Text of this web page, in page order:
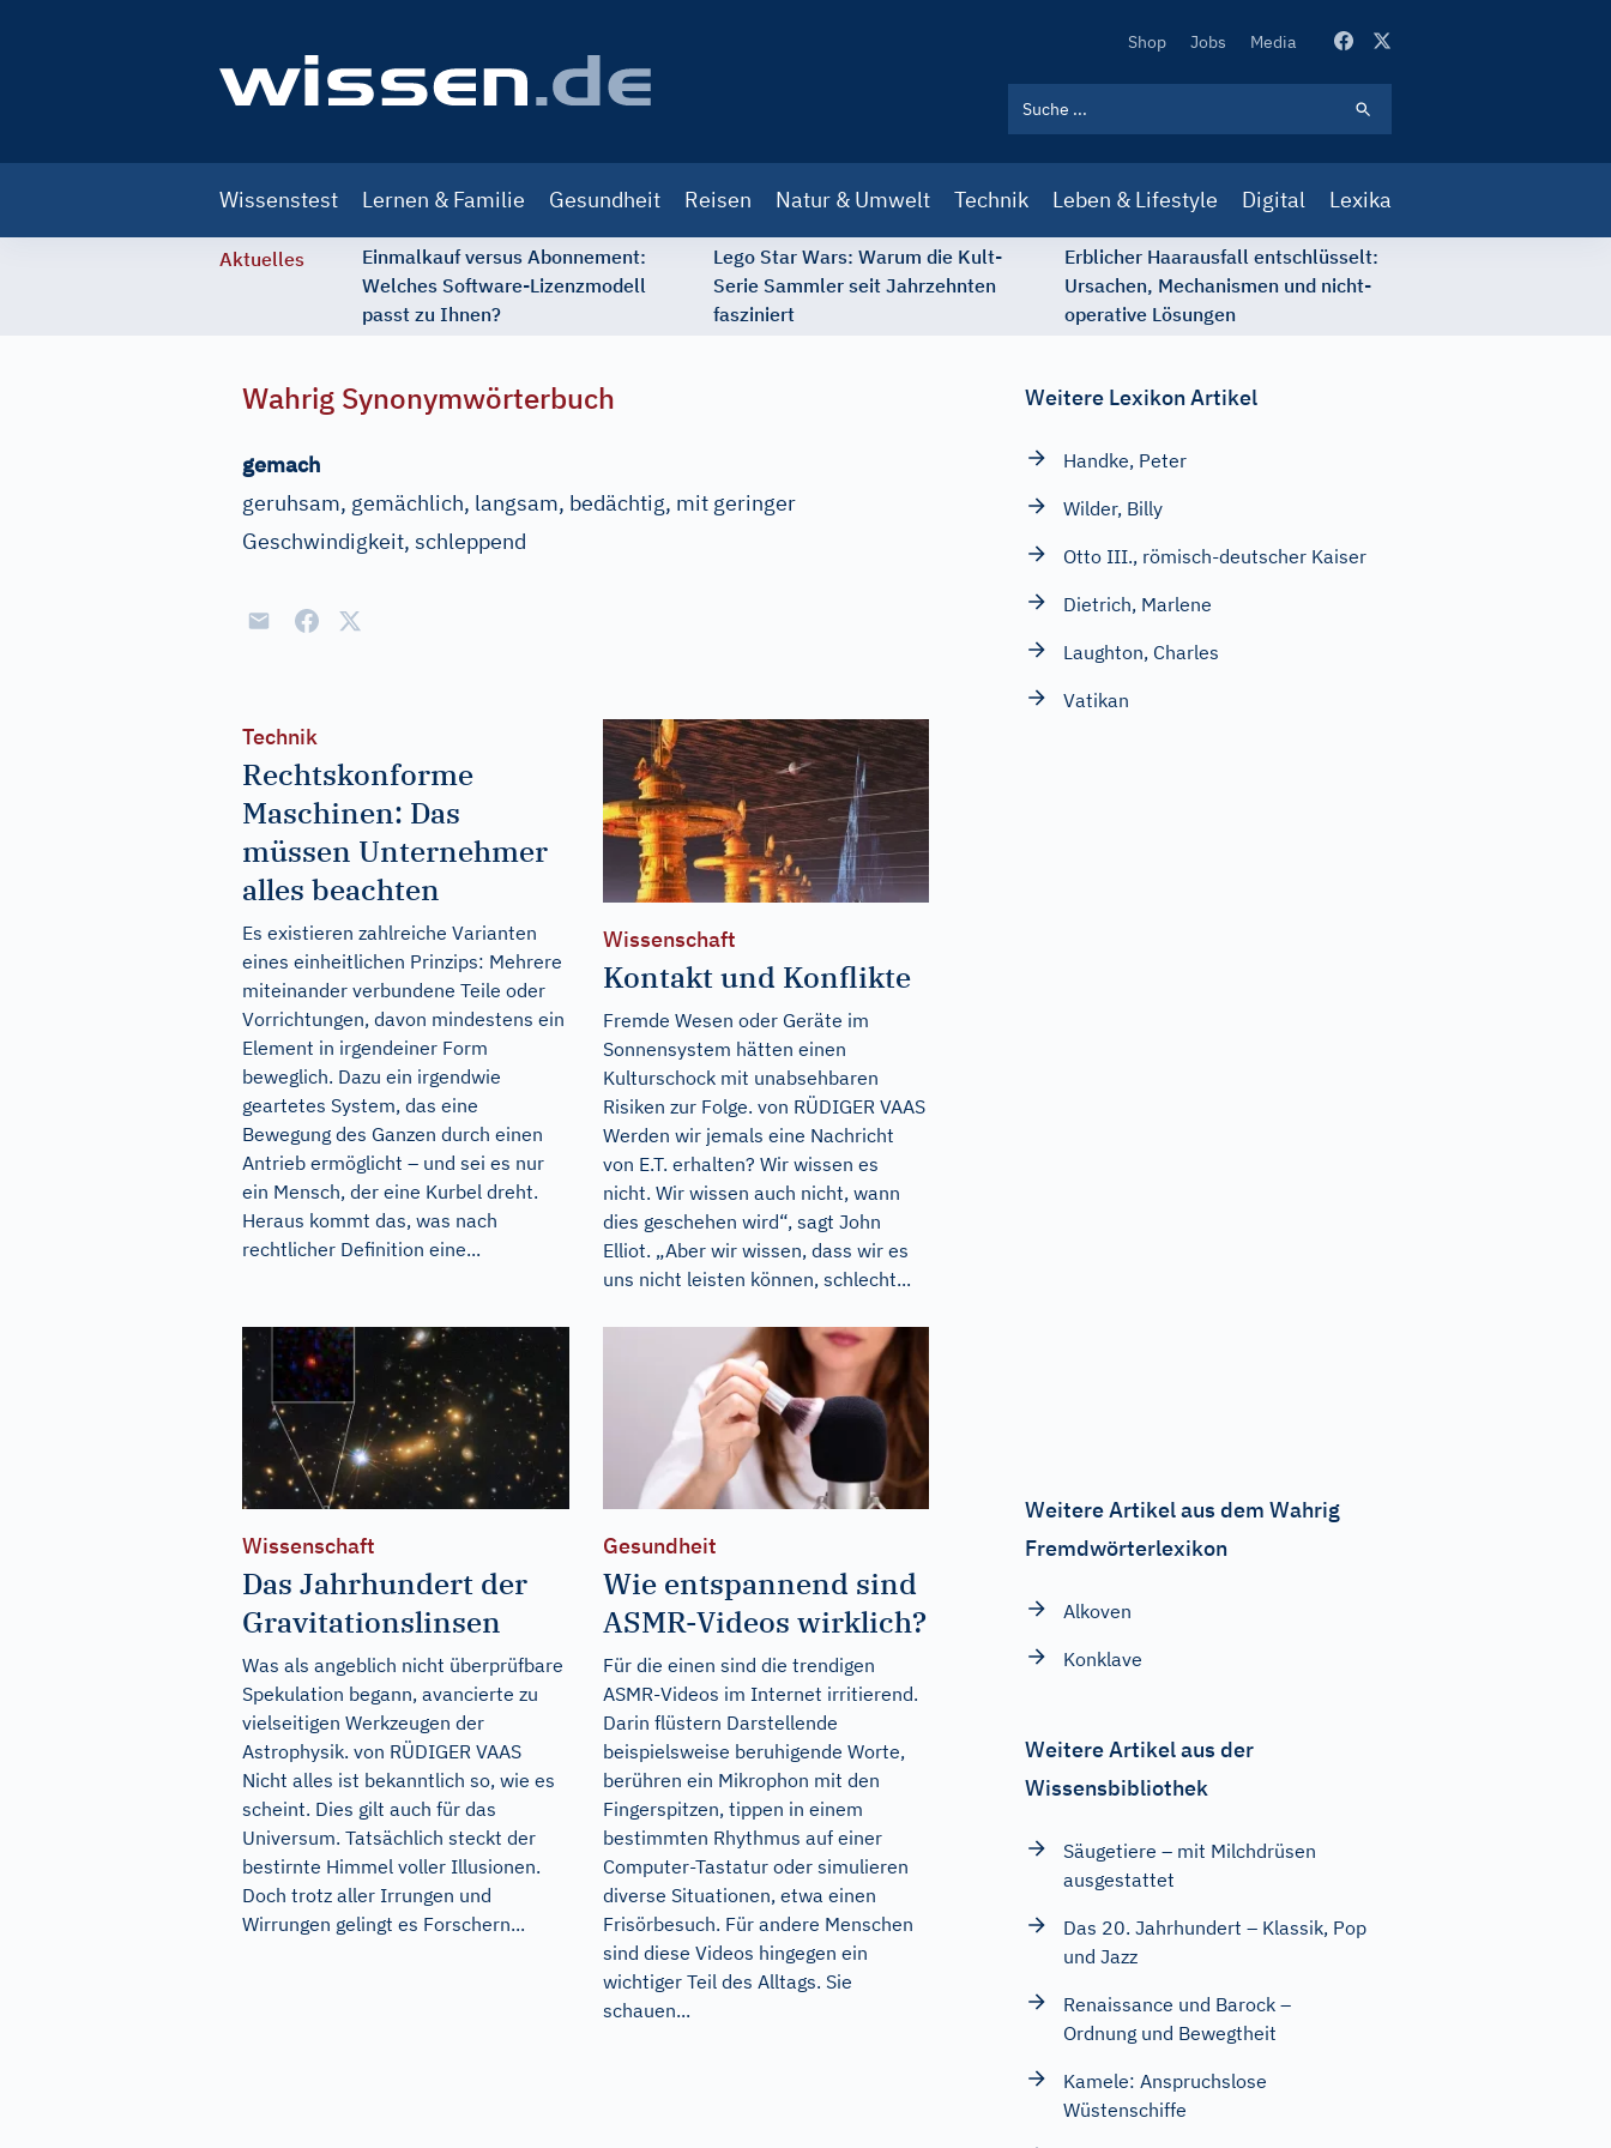
Secondary
Shop Jobs Media
navigation
Wissenstest Lernen & Familie Gesundheit Reisen Natur & Umwelt Technik Leben & Lifestyle Digital Lexika
Aktuelles
Einmalkauf versus Abonnement:
Welches Software-Lizenzmodell
passt zu Ihnen?
Lego Star Wars: Warum die Kult-
Serie Sammler seit Jahrzehnten
fasziniert
Erblicher Haarausfall entschlüsselt:
Ursachen, Mechanismen und nicht-
operative Lösungen
Wahrig Synonymwörterbuch
gemach
geruhsam, gemächlich, langsam, bedächtig, mit geringer
Geschwindigkeit, schleppend
Technik
Rechtskonforme
Maschinen: Das
müssen Unternehmer
alles beachten
Es existieren zahlreiche Varianten
eines einheitlichen Prinzips: Mehrere
miteinander verbundene Teile oder
Vorrichtungen, davon mindestens ein
Element in irgendeiner Form
beweglich. Dazu ein irgendwie
geartetes System, das eine
Bewegung des Ganzen durch einen
Antrieb ermöglicht – und sei es nur
ein Mensch, der eine Kurbel dreht.
Heraus kommt das, was nach
rechtlicher Definition eine...
Wissenschaft
Kontakt und Konflikte
Fremde Wesen oder Geräte im
Sonnensystem hätten einen
Kulturschock mit unabsehbaren
Risiken zur Folge. von RÜDIGER VAAS
Werden wir jemals eine Nachricht
von E.T. erhalten? Wir wissen es
nicht. Wir wissen auch nicht, wann
dies geschehen wird“, sagt John
Elliot. „Aber wir wissen, dass wir es
uns nicht leisten können, schlecht...
Wissenschaft
Das Jahrhundert der
Gravitationslinsen
Was als angeblich nicht überprüfbare
Spekulation begann, avancierte zu
vielseitigen Werkzeugen der
Astrophysik. von RÜDIGER VAAS
Nicht alles ist bekanntlich so, wie es
scheint. Dies gilt auch für das
Universum. Tatsächlich steckt der
bestirnte Himmel voller Illusionen.
Doch trotz aller Irrungen und
Wirrungen gelingt es Forschern...
Gesundheit
Wie entspannend sind
ASMR-Videos wirklich?
Für die einen sind die trendigen
ASMR-Videos im Internet irritierend.
Darin flüstern Darstellende
beispielsweise beruhigende Worte,
berühren ein Mikrophon mit den
Fingerspitzen, tippen in einem
bestimmten Rhythmus auf einer
Computer-Tastatur oder simulieren
diverse Situationen, etwa einen
Frisörbesuch. Für andere Menschen
sind diese Videos hingegen ein
wichtiger Teil des Alltags. Sie
schauen...
Weitere Lexikon Artikel
Handke, Peter
Wilder, Billy
Otto III., römisch-deutscher Kaiser
Dietrich, Marlene
Laughton, Charles
Vatikan
Weitere Artikel aus dem Wahrig
Fremdwörterlexikon
Alkoven
Konklave
Weitere Artikel aus der
Wissensbibliothek
Säugetiere – mit Milchdrüsen
ausgestattet
Das 20. Jahrhundert – Klassik, Pop
und Jazz
Renaissance und Barock –
Ordnung und Bewegtheit
Kamele: Anspruchslose
Wüstenschiffe